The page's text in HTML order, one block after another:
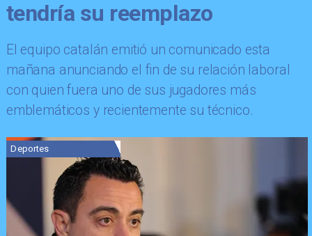
tendría su reemplazo
​El equipo catalán emitió un comunicado esta
mañana anunciando el fin de su relación laboral
con quien fuera uno de sus jugadores más
emblemáticos y recientemente su técnico.
Deportes